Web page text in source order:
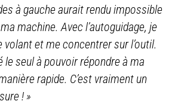
à gauche aurait rendu impossible
machine. Avec l’autoguidage, je
volant et me concentrer sur l’outil.
le seul à pouvoir répondre à ma
rapide. C’est vraiment un
!»